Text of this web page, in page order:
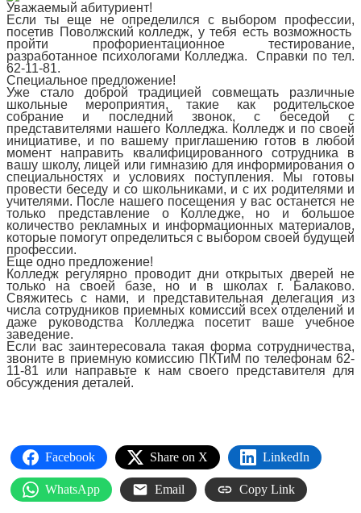
Уважаемый абитуриент!
Если ты еще не определился с выбором профессии,
посетив Поволжский колледж, у тебя есть возможность
пройти профориентационное тестирование,
разработанное психологами Колледжа. Справки по тел.
62-11-81.
Специальное предложение!
Уже стало доброй традицией совмещать различные
школьные мероприятия, такие как родительское
собрание и последний звонок, с беседой с
представителями нашего Колледжа. Колледж и по своей
инициативе, и по вашему приглашению готов в любой
момент направить квалифицированного сотрудника в
вашу школу, лицей или гимназию для информирования о
специальностях и условиях поступления. Мы готовы
провести беседу и со школьниками, и с их родителями и
учителями. После нашего посещения у вас останется не
только представление о Колледже, но и большое
количество рекламных и информационных материалов,
которые помогут определиться с выбором своей будущей
профессии.
Еще одно предложение!
Колледж регулярно проводит дни открытых дверей не
только на своей базе, но и в школах г. Балаково.
Свяжитесь с нами, и представительная делегация из
числа сотрудников приемных комиссий всех отделений и
даже руководства Колледжа посетит ваше учебное
заведение.
Если вас заинтересовала такая форма сотрудничества,
звоните в приемную комиссию ПКТиМ по телефонам 62-
11-81 или направьте к нам своего представителя для
обсуждения деталей.
Facebook Share on X LinkedIn
WhatsApp Email Copy Link